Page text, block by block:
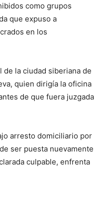
como grupos
que expuso a
en los
la ciudad siberiana de
quien dirigía la oficina
de que fuera juzgada
arresto domiciliario por
ser puesta nuevamente
culpable, enfrenta